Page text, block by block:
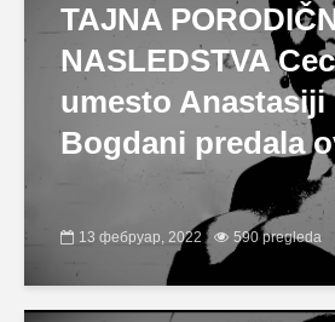
TAJNA
NASLEDSTVA
umesto Anastasiji
Bogdani predala
13 фебруар, 2022 590 pregleda